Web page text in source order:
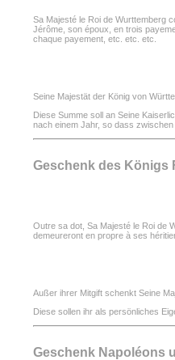
Sa Majesté le Roi de Wurttemberg
Jérôme, son époux, en trois
chaque payement, etc. etc. etc.
Seine Majestät der König von
Diese Summe soll an Seine
nach einem Jahr, so dass
Geschenk des Königs
Outre sa dot, Sa Majesté le Roi de
demeureront en propre à ses
Außer ihrer Mitgift schenkt Seine
Diese sollen ihr als persönliches
Geschenk Napoléons